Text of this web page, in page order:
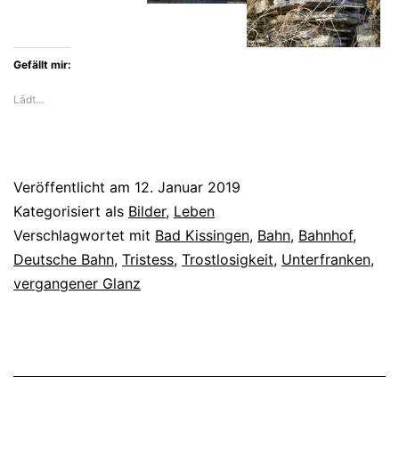
Kissingen
Gefällt mir:
Lädt…
Veröffentlicht am 12. Januar 2019
Kategorisiert als Bilder, Leben
Verschlagwortet mit Bad Kissingen, Bahn, Bahnhof,
Deutsche Bahn, Tristess, Trostlosigkeit, Unterfranken,
vergangener Glanz